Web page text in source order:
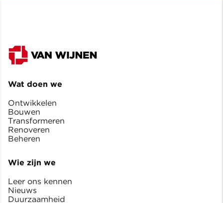
Wat doen we
Ontwikkelen
Bouwen
Transformeren
Renoveren
Beheren
Wie zijn we
Leer ons kennen
Nieuws
Duurzaamheid